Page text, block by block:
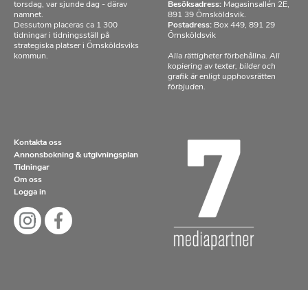
torsdag, var sjunde dag - därav
namnet.
Dessutom placeras ca 1 300
tidningar i tidningsställ på
strategiska platser i Örnsköldsviks
kommun.
Besöksadress: Magasinsallén 2E,
891 39 Örnsköldsvik.
Postadress: Box 449, 891 29
Örnsköldsvik
Alla rättigheter förbehållna. All
kopiering av texter, bilder och
grafik är enligt upphovsrätten
förbjuden.
Kontakta oss
Annonsbokning & utgivningsplan
Tidningar
Om oss
Logga in